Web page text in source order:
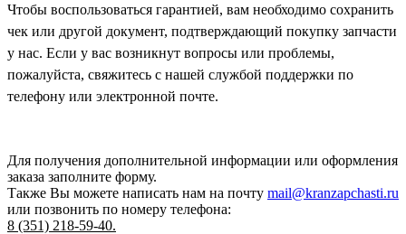
Чтобы воспользоваться гарантией, вам необходимо сохранить
чек или другой документ, подтверждающий покупку запчасти
у нас. Если у вас возникнут вопросы или проблемы,
пожалуйста, свяжитесь с нашей службой поддержки по
телефону или электронной почте.
Для получения дополнительной информации или оформления
заказа заполните форму.
Также Вы можете написать нам на почту mail@kranzapchasti.ru
или позвонить по номеру телефона:
8 (351) 218-59-40.